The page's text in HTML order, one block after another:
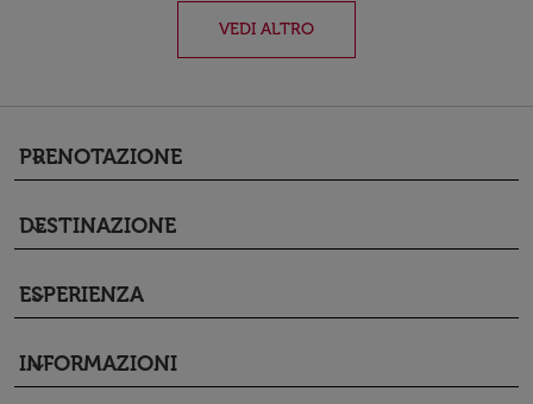
VEDI ALTRO
PRENOTAZIONE
keyboard_arrow_down
DESTINAZIONE
keyboard_arrow_down
ESPERIENZA
keyboard_arrow_down
INFORMAZIONI
keyboard_arrow_down